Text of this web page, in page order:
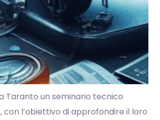
Taranto un seminario tecnico
con l’obiettivo di approfondire il loro